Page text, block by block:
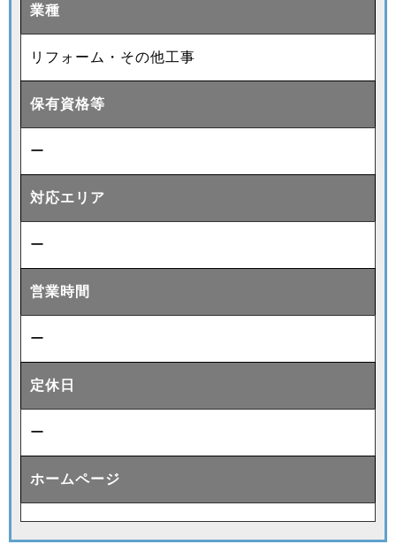
業種
リフォーム・その他工事
保有資格等
ー
対応エリア
ー
営業時間
ー
定休日
ー
ホームページ